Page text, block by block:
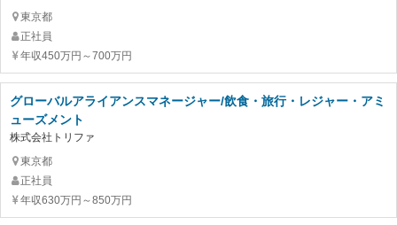
東京都
正社員
年収450万円～700万円
グローバルアライアンスマネージャー/飲食・旅行・レジャー・アミ
ューズメント
株式会社トリファ
東京都
正社員
年収630万円～850万円